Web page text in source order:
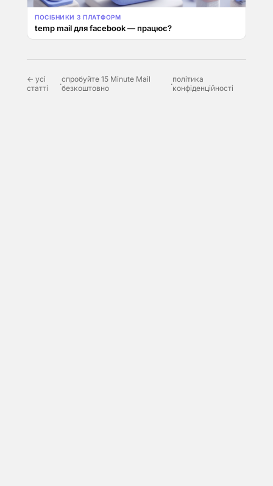
ПОСІБНИКИ З ПЛАТФОРМ
temp mail для facebook — працює?
← усі
статті
·спробуйте 15 Minute Mail
безкоштовно
·політика
конфіденційності